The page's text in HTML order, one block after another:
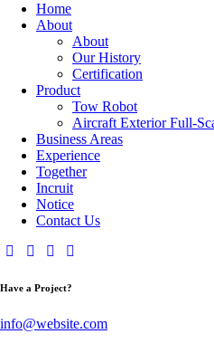
Home
About
About
Our History
Certification
Product
Tow Robot
Aircraft Exterior Full-
Business Areas
Experience
Together
Incruit
Notice
Contact Us
Have a Project?
info@website.com